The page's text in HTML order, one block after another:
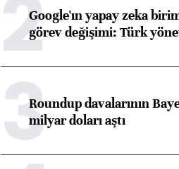
2Google'ın yapay zeka
görev değişimi: Türk
3Roundup davalarının
milyar doları aştı